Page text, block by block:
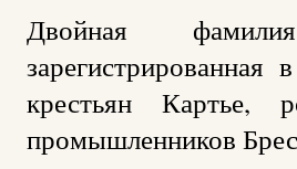
Двойная
крестьян Картье,
промышленников